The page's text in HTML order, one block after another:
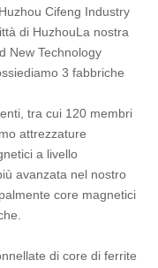
Cifeng Industry
di HuzhouLa nostra
New Technology
3 fabbriche
tra cui 120 membri
attrezzature
a livello
avanzata nel nostro
core magnetici
di core di ferrite